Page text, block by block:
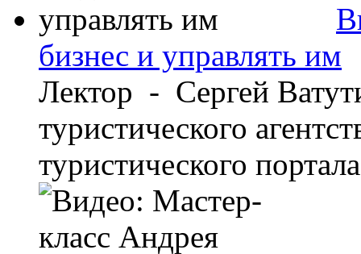
бизнес и управлять им
Лектор - Сергей
туристического
туристического